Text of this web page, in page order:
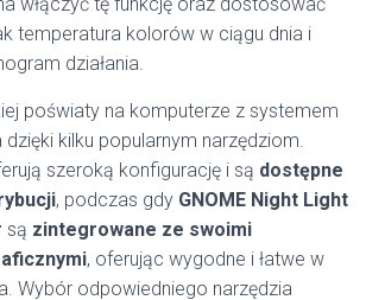
temperatura kolorów w ciągu dnia i
działania.
poświaty na komputerze z systemem
dzięki kilku popularnym narzędziom.
szeroką konfigurację i są dostępne
, podczas gdy GNOME Night Light
są zintegrowane ze swoimi
, oferując wygodne i łatwe w
Wybór odpowiedniego narzędzia